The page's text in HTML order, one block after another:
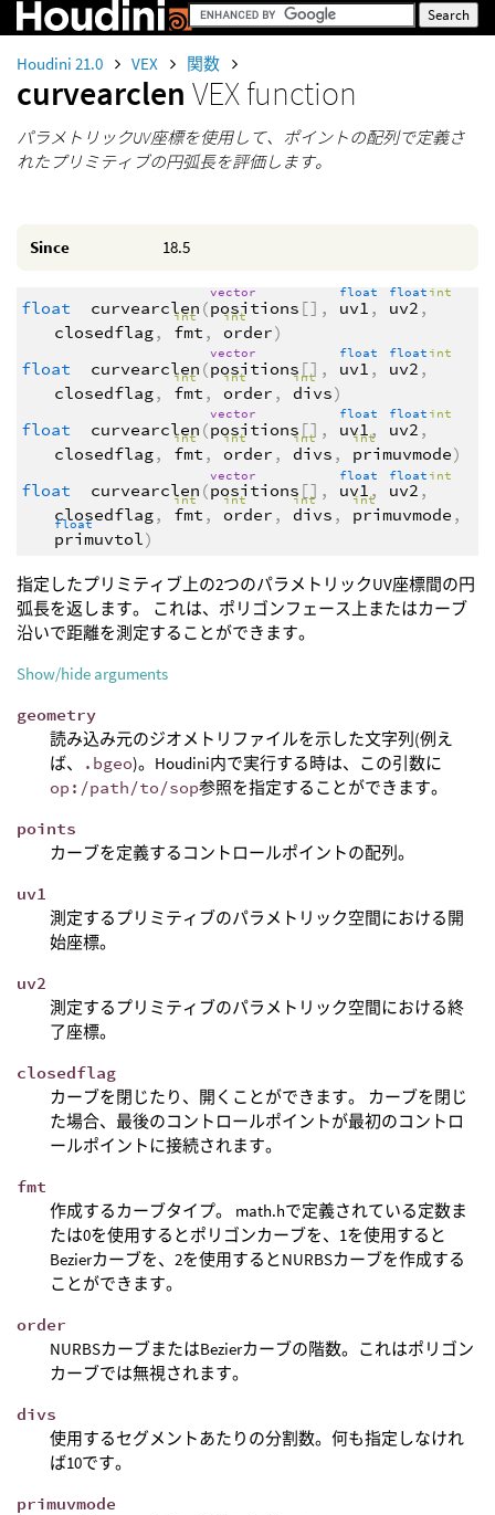
Houdini 21.0 VEX 関数
curvearclen VEX function
パラメトリックUV座標を使用して、ポイントの配列で定義さ
れたプリミティブの円弧長を評価します。
Since 18.5
float curvearclen (
vector
positions [],
float
uv1 ,
float
uv2 ,
int
closedflag,
int
fmt ,
int
order)
float
curvearclen (
vector
positions [],
float
uv1 ,
float
uv2 ,
int
closedflag,
int
fmt ,
int
order ,
int
divs)
float
curvearclen (
vector
positions [],
float
uv1,
float
uv2 ,
int
closedflag,
int
fmt ,
int
order ,
int
divs ,
int
primuvmode)
float
curvearclen (
vector
positions [],
float
uv1 ,
float
uv2 ,
int
closedflag,
int
fmt ,
int
order ,
int
divs ,
int
primuvmode ,
float
primuvtol)
指定したプリミティブ上の2つのパラメトリックUV座標間の円
弧長を返します。 これは、ポリゴンフェース上またはカーブ
沿いで距離を測定することができます。
Show/hide arguments
geometry
読み込み元のジオメトリファイルを示した文字列(例え
ば、
.bgeo)。Houdini内で実行する時は、この引数に
op:/path/to/sop参照を指定することができます。
points
カーブを定義するコントロールポイントの配列。
uv1
測定するプリミティブのパラメトリック空間における開
始座標。
uv2
測定するプリミティブのパラメトリック空間における終
了座標。
closedflag
カーブを閉じたり、開くことができます。 カーブを閉じ
た場合、最後のコントロールポイントが最初のコントロ
ールポイントに接続されます。
fmt
作成するカーブタイプ。 math.hで定義されている定数ま
たは0を使用するとポリゴンカーブを、1を使用すると
Bezierカーブを、2を使用するとNURBSカーブを作成する
ことができます。
order
NURBSカーブまたはBezierカーブの階数。これはポリゴン
カーブでは無視されます。
divs
使用するセグメントあたりの分割数。何も指定しなけれ
ば10です。
primuvmode